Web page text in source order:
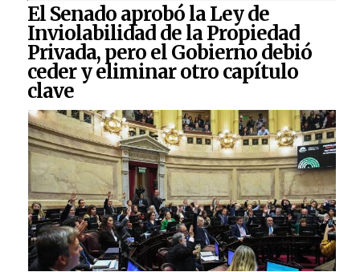
El Senado aprobó la Ley de
Inviolabilidad de la Propiedad
Privada, pero el Gobierno debió
ceder y eliminar otro capítulo
clave